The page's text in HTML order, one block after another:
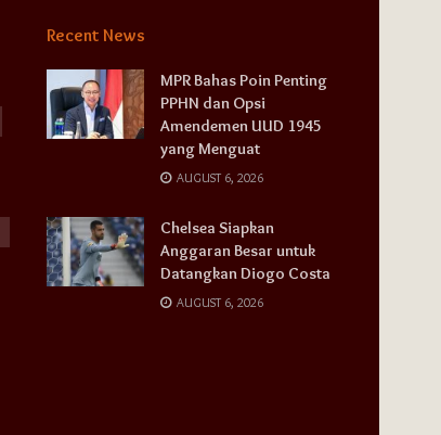
Recent News
MPR Bahas Poin Penting
PPHN dan Opsi
Amendemen UUD 1945
yang Menguat
AUGUST 6, 2026
Chelsea Siapkan
Anggaran Besar untuk
Datangkan Diogo Costa
AUGUST 6, 2026